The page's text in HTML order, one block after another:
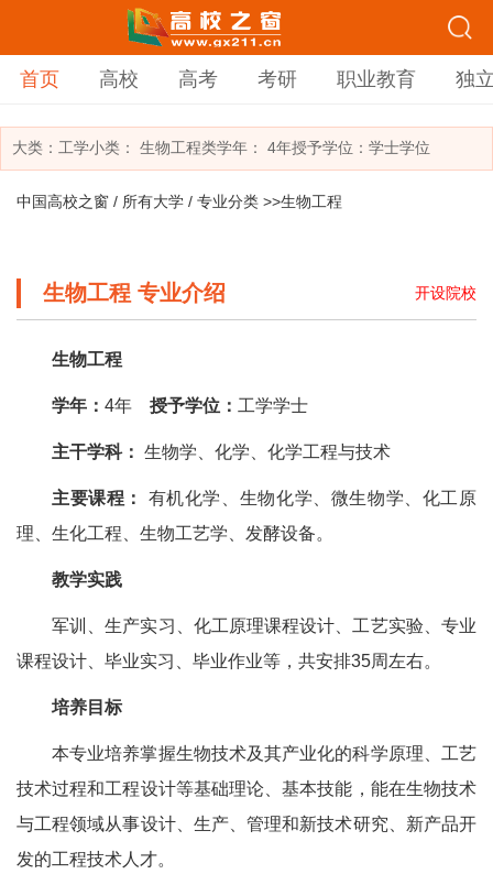
首页 高校 高考 考研 职业教育 独
大类： 工学小类： 生物工程类学年： 4年授予学位：学士学位
中国高校之窗 / 所有大学 / 专业分类 >>生物工程
生物工程 专业介绍 开设院校
生物工程
学年： 4年 授予学位： 工学学士
主干学科： 生物学、化学、化学工程与技术
主要课程：
有机化学、生物化学、微生物学、化工原
理、生化工程、生物工艺学、发酵设备。
教学实践
军训、生产实习、化工原理课程设计、工艺实验、专业
课程设计、毕业实习、毕业作业等，共安排35周左右。
培养目标
本专业培养掌握生物技术及其产业化的科学原理、工艺
技术过程和工程设计等基础理论、基本技能，能在生物技术
与工程领域从事设计、生产、管理和新技术研究、新产品开
发的工程技术人才。